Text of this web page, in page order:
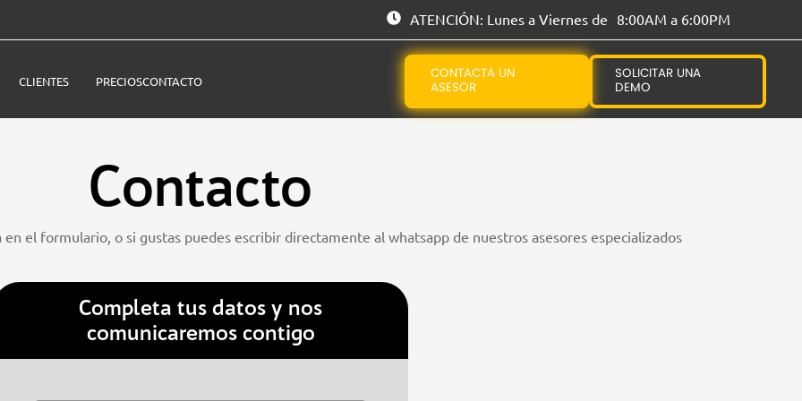
ATENCIÓN: Lunes a Viernes de 8:00AM a 6:00PM
CLIENTES PRECIOSCONTACTO CONTACTA UN
ASESOR
SOLICITAR UNA
DEMO
Contacto
el formulario, o si gustas puedes escribir directamente al whatsapp de nuestros asesores especializados
Completa tus datos y nos
comunicaremos contigo